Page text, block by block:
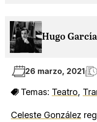
Hugo
26 marzo, 2021
Temas: Teatro,
Celeste González